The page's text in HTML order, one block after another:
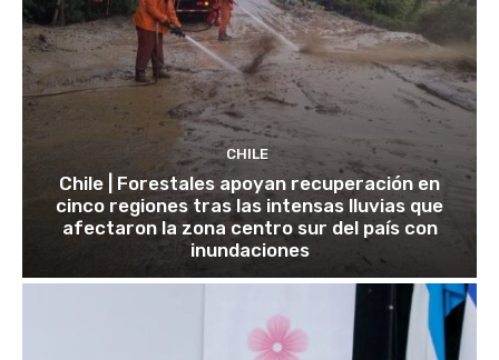
CHILE
Chile | Forestales apoyan recuperación en
cinco regiones tras las intensas lluvias que
afectaron la zona centro sur del país con
inundaciones